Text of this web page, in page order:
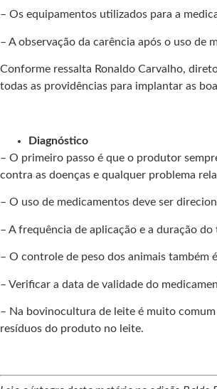
– Os equipamentos utilizados para a
– A observação da carência após o uso
Conforme ressalta Ronaldo Carvalho,
todas as providências para implantar as
Diagnóstico
– O primeiro passo é que o produtor
contra as doenças e qualquer problema
– O uso de medicamentos deve ser
– A frequência de aplicação e a duração
– O controle de peso dos animais também
– Verificar a data de validade do
– Na bovinocultura de leite é muito
resíduos do produto no leite.